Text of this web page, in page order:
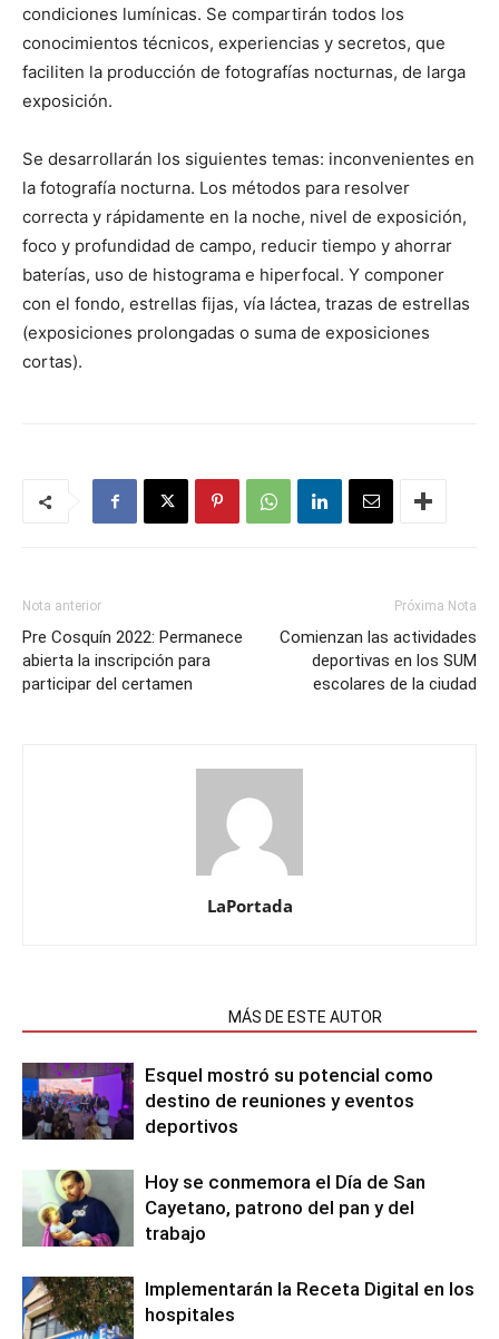
condiciones lumínicas. Se compartirán todos los
conocimientos técnicos, experiencias y secretos, que
faciliten la producción de fotografías nocturnas, de larga
exposición.
Se desarrollarán los siguientes temas: inconvenientes en
la fotografía nocturna. Los métodos para resolver
correcta y rápidamente en la noche, nivel de exposición,
foco y profundidad de campo, reducir tiempo y ahorrar
baterías, uso de histograma e hiperfocal. Y componer
con el fondo, estrellas fijas, vía láctea, trazas de estrellas
(exposiciones prolongadas o suma de exposiciones
cortas).
Nota anterior
Pre Cosquín 2022: Permanece
abierta la inscripción para
participar del certamen
Próxima Nota
Comienzan las actividades
deportivas en los SUM
escolares de la ciudad
LaPortada
MÁS DE ESTE AUTOR
Esquel mostró su potencial como
destino de reuniones y eventos
deportivos
Hoy se conmemora el Día de San
Cayetano, patrono del pan y del
trabajo
Implementarán la Receta Digital en los
hospitales